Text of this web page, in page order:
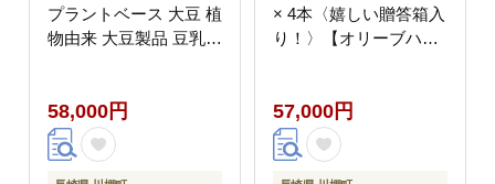
プラントベース 大豆 植
物由来 大豆製品 豆乳チ
ー対応 ヘルシー コレス
テロールゼロ ソイミル
ク 健康 乳製品不使用
58,000円
× 4本〈嬉しい贈答箱入
り！〉【オリーブハニ
57,000円